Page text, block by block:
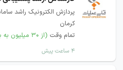
پردازش الکترونیک راشد
کرمان
تمام وقت (از ۳۰ میلیون به بالا)
۴ ساعت پیش